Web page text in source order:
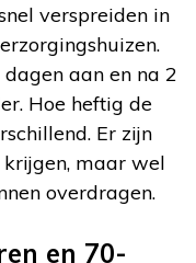
verspreiden in
aan en na 2
Hoe heftig de
Er zijn
krijgen, maar wel
overdragen.
en 70-